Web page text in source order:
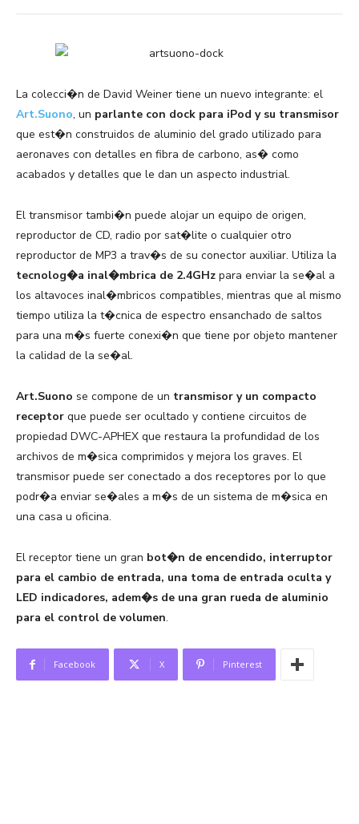
La colecci�n de David Weiner tiene un nuevo integrante: el
Art.Suono, un parlante con dock para iPod y su transmisor
que est�n construidos de aluminio del grado utilizado para
aeronaves con detalles en fibra de carbono, as� como
acabados y detalles que le dan un aspecto industrial.
El transmisor tambi�n puede alojar un equipo de origen,
reproductor de CD, radio por sat�lite o cualquier otro
reproductor de MP3 a trav�s de su conector auxiliar. Utiliza la
tecnolog�a inal�mbrica de 2.4GHz para enviar la se�al a
los altavoces inal�mbricos compatibles, mientras que al mismo
tiempo utiliza la t�cnica de espectro ensanchado de saltos
para una m�s fuerte conexi�n que tiene por objeto mantener
la calidad de la se�al.
Art.Suono se compone de un transmisor y un compacto
receptor que puede ser ocultado y contiene circuitos de
propiedad DWC-APHEX que restaura la profundidad de los
archivos de m�sica comprimidos y mejora los graves. El
transmisor puede ser conectado a dos receptores por lo que
podr�a enviar se�ales a m�s de un sistema de m�sica en
una casa u oficina.
El receptor tiene un gran bot�n de encendido, interruptor
para el cambio de entrada, una toma de entrada oculta y
LED indicadores, adem�s de una gran rueda de aluminio
para el control de volumen.
Facebook X Pinterest